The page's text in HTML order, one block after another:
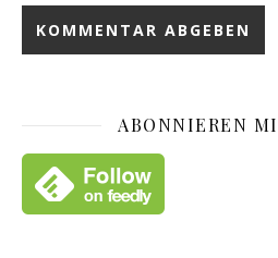
ABONNIEREN